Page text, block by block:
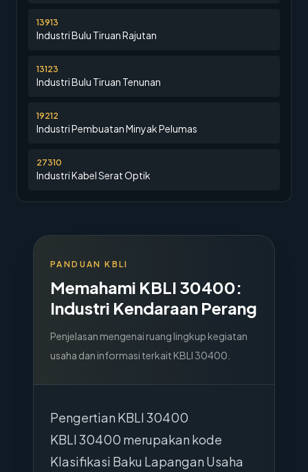
13913
Industri Bulu Tiruan Rajutan
13123
Industri Bulu Tiruan Tenunan
19212
Industri Pembuatan Minyak Pelumas
27310
Industri Kabel Serat Optik
PANDUAN KBLI
Memahami KBLI 30400:
Industri Kendaraan Perang
Penjelasan mengenai ruang lingkup kegiatan
usaha dan informasi terkait KBLI30400
Pengertian KBLI 30400
KBLI 30400 merupakan kode
Klasifikasi Baku Lapangan Usaha